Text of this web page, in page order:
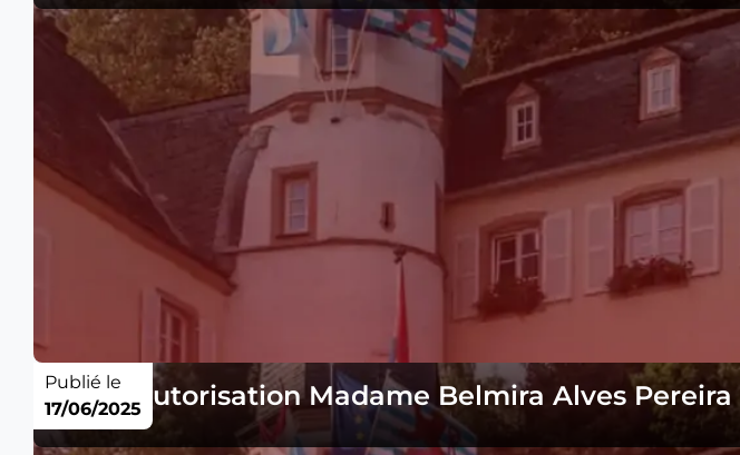
Avis - Autorisation Madame Belmira Alves Pereira
Publié le
17/06/2025